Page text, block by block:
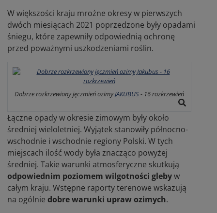
W większości kraju mroźne okresy w pierwszych
dwóch miesiącach 2021 poprzedzone były opadami
śniegu, które zapewniły odpowiednią ochronę
przed poważnymi uszkodzeniami roślin.
Dobrze rozkrzewiony jęczmień ozimyJAKUBUS- 16 rozkrzewień
Łączne opady w okresie zimowym były około
średniej wieloletniej. Wyjątek stanowiły północno-
wschodnie i wschodnie regiony Polski. W tych
miejscach ilość wody była znacząco powyżej
średniej. Takie warunki atmosferyczne skutkują
odpowiednim poziomem wilgotności glebyw
całym kraju. Wstępne raporty terenowe wskazują
na ogólnie dobre warunki upraw ozimych.